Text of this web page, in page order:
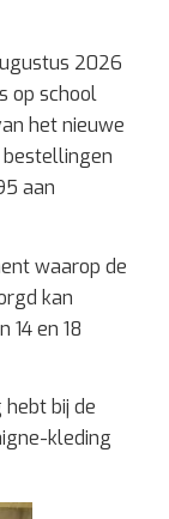
2026
op school
het nieuwe
aan
waarop de
kan
14 en 18
bij de
kleding